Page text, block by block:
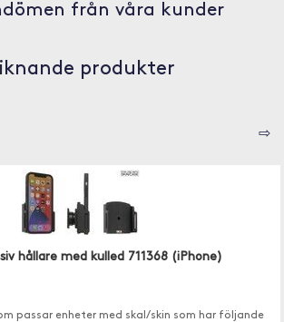
från våra kunder
produkter
⇨
hållare med kulled 711368 (iPhone)
passar enheter med skal/skin som har följande